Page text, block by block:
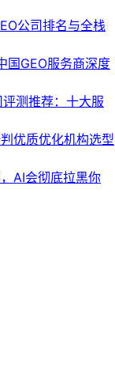
公司排名与全栈
国GEO服务商深度
测推荐：十大服
优质优化机构选型
AI会彻底拉黑你